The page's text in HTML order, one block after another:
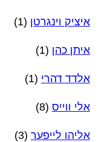
איציק וינגרטן (1)
איתן כהן (1)
אלדד דהרי (1)
אלי ווייס (8)
אליהו לייפער (3)